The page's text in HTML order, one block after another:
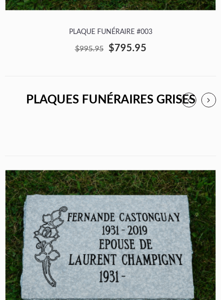
PLAQUE FUNÉRAIRE #003
$995.95 $795.95
PLAQUES FUNÉRAIRES GRISES